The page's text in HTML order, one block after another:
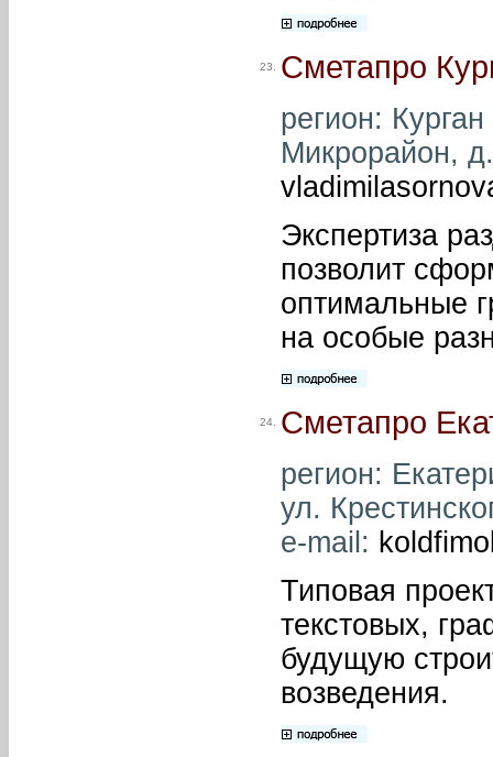
23. Сметапро
регион:
Микрорайон,
Экспертиза
позволит
оптимальные
на особые
24. Сметапро
регион:
ул.
e-mail:
Типовая
текстовых,
будущую
возведения.